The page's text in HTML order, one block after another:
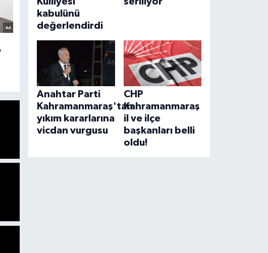
kabulünü
değerlendirdi
Anahtar Parti
Kahramanmaraş'tan
yıkım kararlarına
vicdan vurgusu
CHP
Kahramanmaraş
il ve ilçe
başkanları belli
oldu!